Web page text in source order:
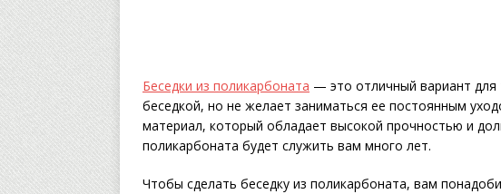
Беседки из поликарбоната — это отличный вариант для
беседкой, но не желает заниматься ее постоянным
материал, который обладает высокой прочностью и
поликарбоната будет служить вам много лет.
Чтобы сделать беседку из поликарбоната, вам